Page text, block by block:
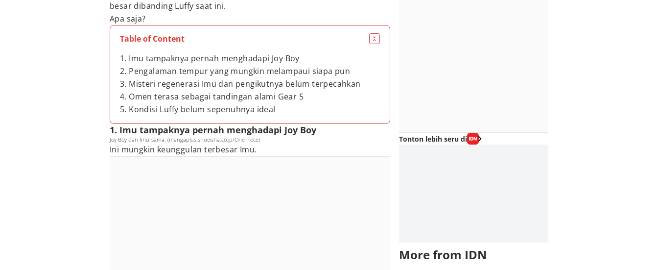
besar dibanding Luffy saat ini.
Apa saja?
Table of Content
1. Imu tampaknya pernah menghadapi Joy Boy
2. Pengalaman tempur yang mungkin melampaui siapa pun
3. Misteri regenerasi Imu dan pengikutnya belum terpecahkan
4. Omen terasa sebagai tandingan alami Gear 5
5. Kondisi Luffy belum sepenuhnya ideal
1. Imu tampaknya pernah menghadapi Joy Boy
Joy Boy dan Imu-sama. (mangaplus.shueisha.co.jp/One Piece)
Ini mungkin keunggulan terbesar Imu.
Tonton lebih seru di
More from IDN